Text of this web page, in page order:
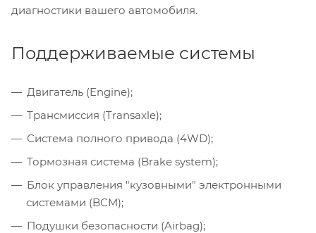
диагностики вашего автомобиля.
Поддерживаемые системы
Двигатель (Engine);
Трансмиссия (Transaxle);
Система полного привода (4WD);
Тормозная система (Brake system);
Блок управления "кузовными" электронными
системами (BCM);
Подушки безопасности (Airbag);